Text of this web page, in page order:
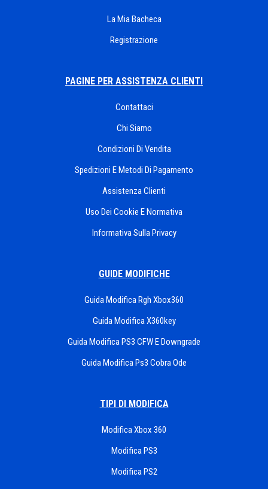
La Mia Bacheca
Registrazione
PAGINE PER ASSISTENZA CLIENTI
Contattaci
Chi Siamo
Condizioni Di Vendita
Spedizioni E Metodi Di Pagamento
Assistenza Clienti
Uso Dei Cookie E Normativa
Informativa Sulla Privacy
GUIDE MODIFICHE
Guida Modifica Rgh Xbox360
Guida Modifica X360key
Guida Modifica PS3 CFW E Downgrade
Guida Modifica Ps3 Cobra Ode
TIPI DI MODIFICA
Modifica Xbox 360
Modifica PS3
Modifica PS2